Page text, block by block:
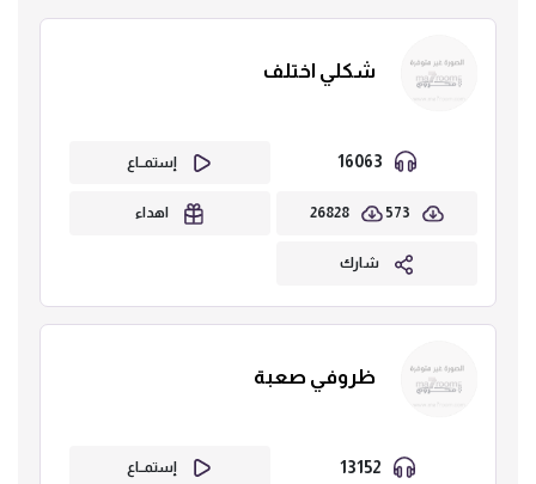
شكلي اختلف
إستمــاع
573
26828 اهداء
شارك
ظروفي صعبة
إستمــاع